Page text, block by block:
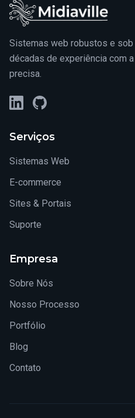
Sistemas web robustos e sob
décadas de experiência com
precisa.
LinkedInGitHub
Serviços
Sistemas Web
E-commerce
Sites & Portais
Suporte
Empresa
Sobre Nós
Nosso Processo
Portfólio
Blog
Contato